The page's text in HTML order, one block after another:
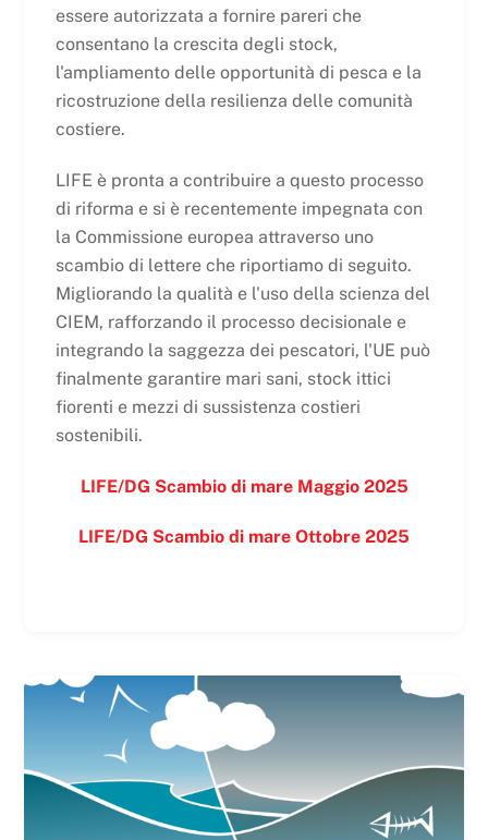
essere autorizzata a fornire pareri che
consentano la crescita degli stock,
l'ampliamento delle opportunità di pesca e la
ricostruzione della resilienza delle comunità
costiere.
LIFE è pronta a contribuire a questo processo
di riforma e si è recentemente impegnata con
la Commissione europea attraverso uno
scambio di lettere che riportiamo di seguito.
Migliorando la qualità e l'uso della scienza del
CIEM, rafforzando il processo decisionale e
integrando la saggezza dei pescatori, l'UE può
finalmente garantire mari sani, stock ittici
fiorenti e mezzi di sussistenza costieri
sostenibili.
LIFE/DG Scambio di mare Maggio 2025
LIFE/DG Scambio di mare Ottobre 2025